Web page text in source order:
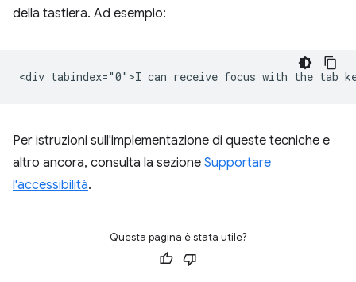
della tastiera. Ad esempio:
Per istruzioni sull'implementazione di queste tecniche e
altro ancora, consulta la sezione Supportare
l'accessibilità.
Questa pagina è stata utile?